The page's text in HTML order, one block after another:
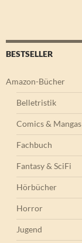
BESTSELLER
Amazon-Bücher
Belletristik
Comics & Mangas
Fachbuch
Fantasy & SciFi
Hörbücher
Horror
Jugend